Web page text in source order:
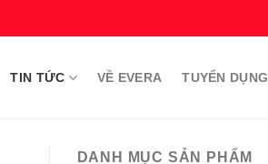
TIN TỨC VỀ EVERA TUYỂN DỤNG
DANH MỤC SẢN PHẨM